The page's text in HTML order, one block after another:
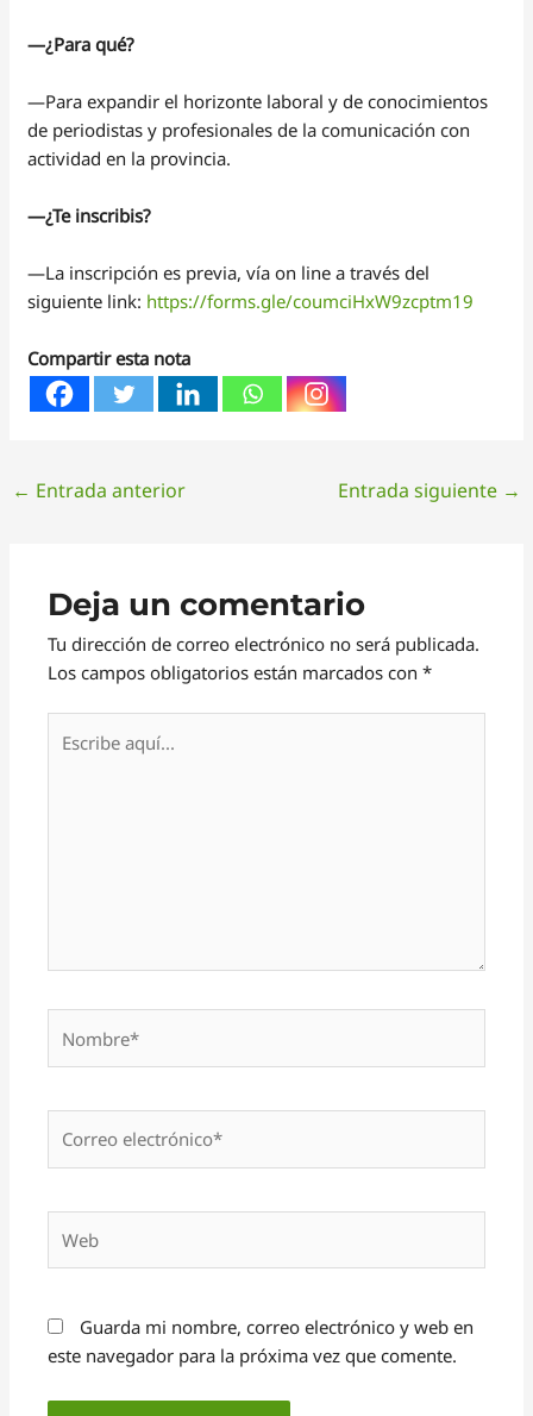
—¿Para qué?
—Para expandir el horizonte laboral y de conocimientos
de periodistas y profesionales de la comunicación con
actividad en la provincia.
—¿Te inscribis?
—La inscripción es previa, vía on line a través del
siguiente link: https://forms.gle/coumciHxW9zcptm19
Compartir esta nota
← Entrada anterior Entrada siguiente →
Deja un comentario
Tu dirección de correo electrónico no será publicada.
Los campos obligatorios están marcados con*
aquí...
electrónico*
Guarda mi nombre, correo electrónico y web en
este navegador para la próxima vez que comente.